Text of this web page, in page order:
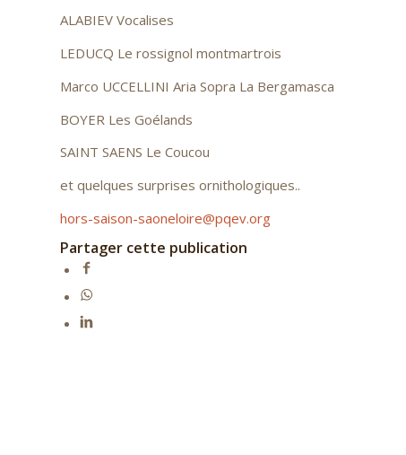
ALABIEV Vocalises
LEDUCQ Le rossignol montmartrois
Marco UCCELLINI Aria Sopra La Bergamasca
BOYER Les Goélands
SAINT SAENS Le Coucou
et quelques surprises ornithologiques..
hors-saison-saoneloire@pqev.org
Partager cette publication